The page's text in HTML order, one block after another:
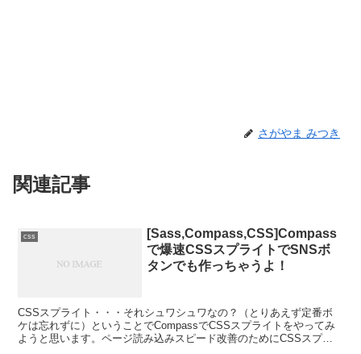
さがやま みつき
関連記事
css
[Sass,Compass,CSS]Compass
で爆速CSSスプライトでSNSボ
タンでも作っちゃうよ！
CSSスプライト・・・それシュワシュワなの？（とりあえず定番ボ
ケは忘れずに）ということでCompassでCSSスプライトをやってみ
ようと思います。ページ読み込みスピード改善のためにCSSスプラ